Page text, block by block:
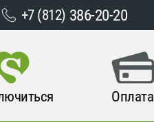
+7 (812) 386-20-20
Оплата